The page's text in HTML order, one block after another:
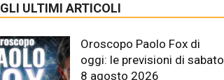
GLI ULTIMI ARTICOLI
Oroscopo Paolo Fox di
oggi: le previsioni di sabato
8 agosto 2026